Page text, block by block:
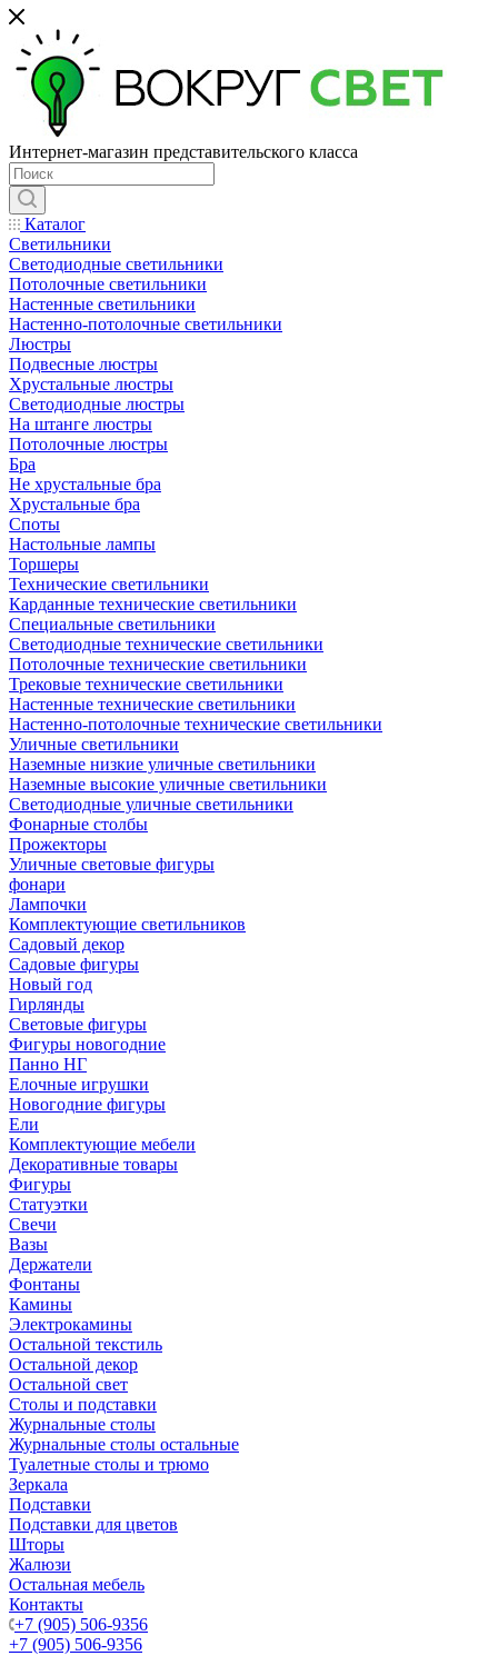
Интернет-магазин представительского класса
Каталог
Светильники
Светодиодные светильники
Потолочные светильники
Настенные светильники
Настенно-потолочные светильники
Люстры
Подвесные люстры
Хрустальные люстры
Светодиодные люстры
На штанге люстры
Потолочные люстры
Бра
Не хрустальные бра
Хрустальные бра
Споты
Настольные лампы
Торшеры
Технические светильники
Карданные технические светильники
Специальные светильники
Светодиодные технические светильники
Потолочные технические светильники
Трековые технические светильники
Настенные технические светильники
Настенно-потолочные технические светильники
Уличные светильники
Наземные низкие уличные светильники
Наземные высокие уличные светильники
Светодиодные уличные светильники
Фонарные столбы
Прожекторы
Уличные световые фигуры
фонари
Лампочки
Комплектующие светильников
Садовый декор
Садовые фигуры
Новый год
Гирлянды
Световые фигуры
Фигуры новогодние
Панно НГ
Елочные игрушки
Новогодние фигуры
Ели
Комплектующие мебели
Декоративные товары
Фигуры
Статуэтки
Свечи
Вазы
Держатели
Фонтаны
Камины
Электрокамины
Остальной текстиль
Остальной декор
Остальной свет
Столы и подставки
Журнальные столы
Журнальные столы остальные
Туалетные столы и трюмо
Зеркала
Подставки
Подставки для цветов
Шторы
Жалюзи
Остальная мебель
Контакты
+7 (905) 506-9356
+7 (905) 506-9356